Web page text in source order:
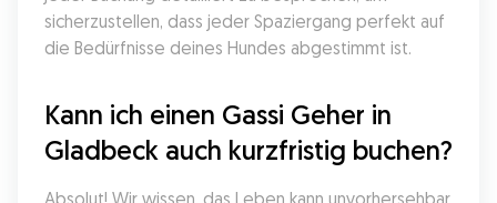
sicherzustellen, dass jeder Spaziergang perfekt auf
die Bedürfnisse deines Hundes abgestimmt ist.
Kann ich einen Gassi Geher in
Gladbeck auch kurzfristig buchen?
Absolut! Wir wissen, das Leben kann unvorhersehbar